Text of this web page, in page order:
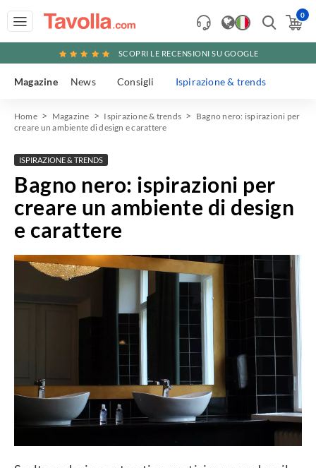
0
SCOPRI LE RECENSIONI SU GOOGLE
Magazine News Consigli Ispirazione & trends
Home Magazine Ispirazione & trends
Bagno nero: ispirazioni per
creare un ambiente di design e carattere
ISPIRAZIONE & TRENDS
Bagno nero: ispirazioni per
creare un ambiente di design
e carattere